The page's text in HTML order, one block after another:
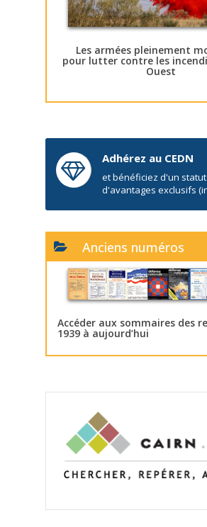
Les armées pleinement
pour lutter contre les
Ouest
Adhérez au CEDN
et bénéficiez d'un
d'avantages exclusifs
Anciens numéros
Accéder aux sommaires des
1939 à aujourd’hui